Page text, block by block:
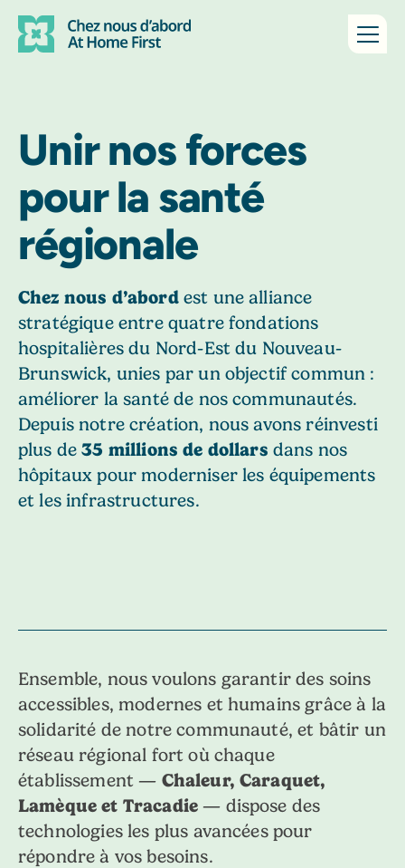
Unir nos forces
pour la santé
régionale
Chez nous d’abordest une alliance
stratégique entre quatre fondations
hospitalières du Nord-Est du Nouveau-
Brunswick, unies par un objectif commun :
améliorer la santé de nos communautés.
Depuis notre création, nous avons réinvesti
plus de35 millions de dollars dans nos
hôpitaux pour moderniser les équipements
et les infrastructures.
Ensemble, nous voulons garantir des soins
accessibles, modernes et humains grâce à la
solidarité de notre communauté, et bâtir un
réseau régional fort où chaque
établissement — Chaleur, Caraquet,
Lamèque et Tracadie — dispose des
technologies les plus avancées pour
répondre à vos besoins.